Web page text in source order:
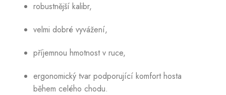
robustnější kalibr,
velmi dobré vyvážení,
příjemnou hmotnost v ruce,
ergonomický tvar podporující komfort hosta
během celého chodu.